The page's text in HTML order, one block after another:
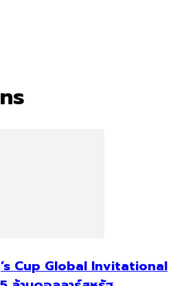
Cup Global Invitational